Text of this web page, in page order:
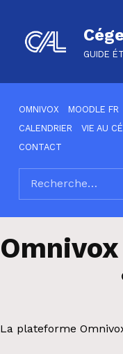
GUIDE
OMNIVOX
MOODLE FR
CALENDRIER
VIE AU
CONTACT
SEARCH THE SITE
Rechercher :
Omnivox
La plateforme